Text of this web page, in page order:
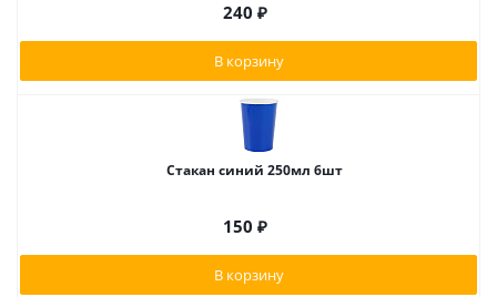
240 ₽
В корзину
Стакан синий 250мл 6шт
150 ₽
В корзину